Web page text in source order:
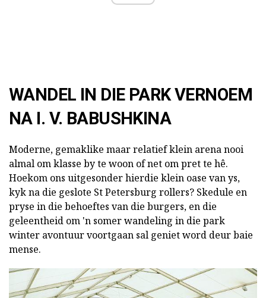
WANDEL IN DIE PARK VERNOEM
NA I. V. BABUSHKINA
Moderne, gemaklike maar relatief klein arena nooi
almal om klasse by te woon of net om pret te hê.
Hoekom ons uitgesonder hierdie klein oase van ys,
kyk na die geslote St Petersburg rollers? Skedule en
pryse in die behoeftes van die burgers, en die
geleentheid om 'n somer wandeling in die park
winter avontuur voortgaan sal geniet word deur baie
mense.